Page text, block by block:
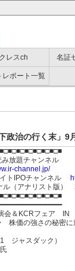
レスch 名証
レポート一覧
政治の行く末」
読み放題チャンネ
channel.jp/
トIPOチャンネル
ナル（アナリスト
会＆KCRフェア IN
株価の強さの秘密に
ジャスダック）